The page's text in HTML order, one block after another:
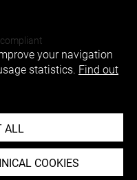
your navigation
statistics. Find out
ALL
COOKIES